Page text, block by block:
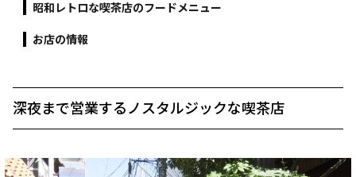
昭和レトロな喫茶店のフードメニュー
お店の情報
深夜まで営業するノスタルジックな喫茶店